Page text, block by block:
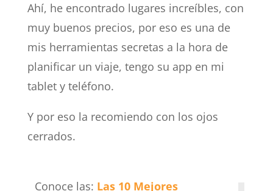
Ahí, he encontrado lugares increíbles, con
muy buenos precios, por eso es una de
mis herramientas secretas a la hora de
planificar un viaje, tengo su app en mi
tablet y teléfono.
Y por eso la recomiendo con los ojos
cerrados.
Conoce las: Las 10 Mejores